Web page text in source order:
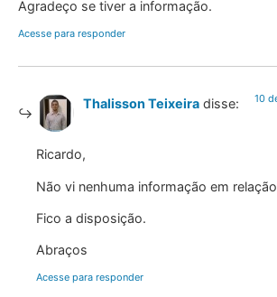
Agradeço se tiver a informação.
Acesse para responder
Thalisson Teixeira disse: 10
Ricardo,
Não vi nenhuma informação em
Fico a disposição.
Abraços
Acesse para responder